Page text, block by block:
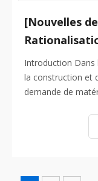
[Nouvelles
Introduction
la construction et
demande de
qui a gagné en
Ces panneaux